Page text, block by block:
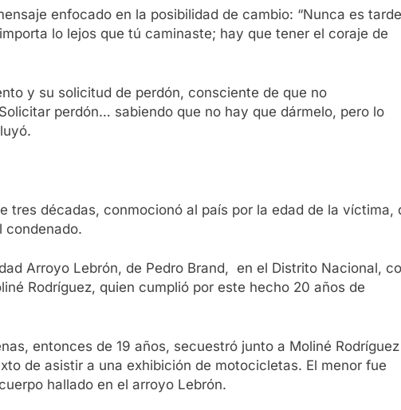
enfocado en la posibilidad de cambio: “Nunca es tarde
lo lejos que tú caminaste; hay que tener el coraje de
y su solicitud de perdón, consciente de que no
perdón… sabiendo que no hay que dármelo, pero lo
tres décadas, conmocionó al país por la edad de la víctima,
condenado.
Arroyo Lebrón, de Pedro Brand, en el Distrito Nacional,
Rodríguez, quien cumplió por este hecho 20 años de
entonces de 19 años, secuestró junto a Moliné
de asistir a una exhibición de motocicletas. El menor fue
hallado en el arroyo Lebrón.